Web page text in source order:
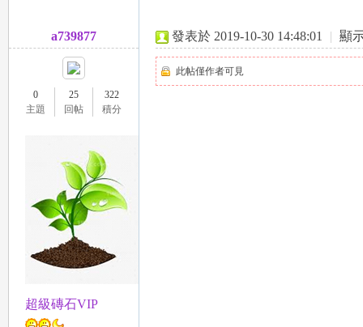
a739877
0
主題
25
回帖
322
積分
超級磚石VIP
發表於 2019-10-30 14:48:01 | 顯
此帖僅作者可見